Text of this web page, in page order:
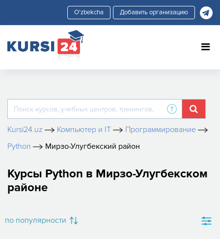
Добавить организацию
Kursi24.uz Компьютер и IT
Программирование
Python
Мирзо-Улугбекский район
Курсы Python в Мирзо-Улугбекском
районе
по популярности